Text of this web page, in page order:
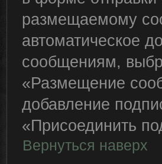
размещаемому
автоматическое
сообщениям,
«Размещение
добавление
«Присоединить
Вернуться наверх